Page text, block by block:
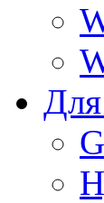
Для